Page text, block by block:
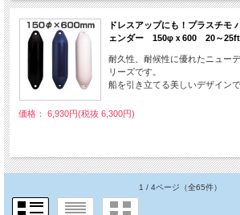
ドレスアップにも！プラスチモ
ェンダー 150φｘ600 20～25ft
耐久性、耐候性に優れたニュー
リーズです。
船を引き立てる美しいデザインで
価格： 6,930円(税抜 6,300円)
1 / 4ページ （全65件）